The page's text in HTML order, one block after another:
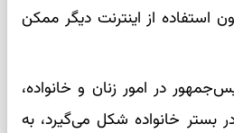
استفاده از اینترنت دیگر ممکن
در امور زنان و خانواده،
بستر خانواده شکل می‌گیرد، به